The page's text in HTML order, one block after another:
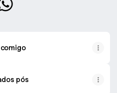
comigo
pós